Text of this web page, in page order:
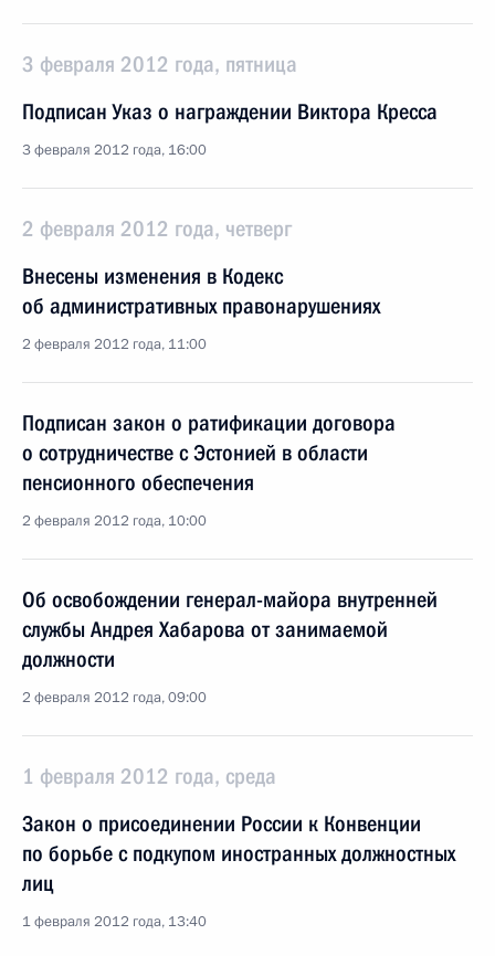
3 февраля 2012 года, пятница
Подписан Указ о награждении Виктора Кресса
3 февраля 2012 года, 16:00
2 февраля 2012 года, четверг
Внесены изменения в Кодекс
об административных правонарушениях
2 февраля 2012 года, 11:00
Подписан закон о ратификации договора
о сотрудничестве с Эстонией в области
пенсионного обеспечения
2 февраля 2012 года, 10:00
Об освобождении генерал-майора внутренней
службы Андрея Хабарова от занимаемой
должности
2 февраля 2012 года, 09:00
1 февраля 2012 года, среда
Закон о присоединении России к Конвенции
по борьбе с подкупом иностранных должностных
лиц
1 февраля 2012 года, 13:40